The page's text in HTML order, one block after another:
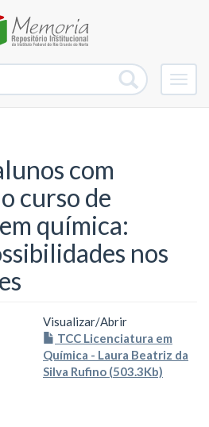
com
curso de
química:
nos
Visualizar/Abrir
TCC Licenciatura em
Química - Laura Beatriz da
Silva Rufino (503.3Kb)